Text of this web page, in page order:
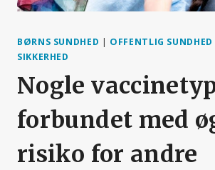
BØRNS SUNDHED | OFFENTLIG SUNDHED
SIKKERHED
Nogle
forbundet med
risiko for andre